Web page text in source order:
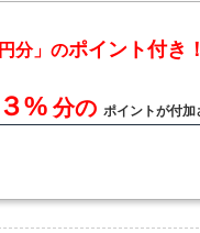
円分」のポイント付き！
３% 分の ポイントが付加